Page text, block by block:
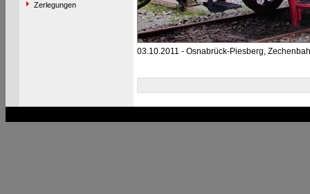
Zerlegungen
03.10.2011 - Osnabrück-Piesberg,